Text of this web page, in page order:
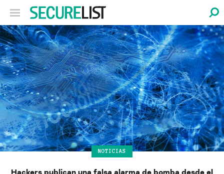
NOTICIAS
Hackers publican una falsa alarma de bomba desde el